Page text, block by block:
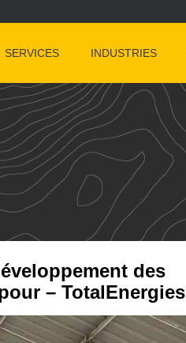
SERVICES INDUSTRIES
des
– TotalEnergies